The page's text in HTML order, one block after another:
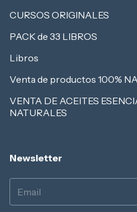
CURSOS ORIGINALES
PACK de 33 LIBROS
Libros
Venta de productos 100%
VENTA DE ACEITES
NATURALES
Newsletter